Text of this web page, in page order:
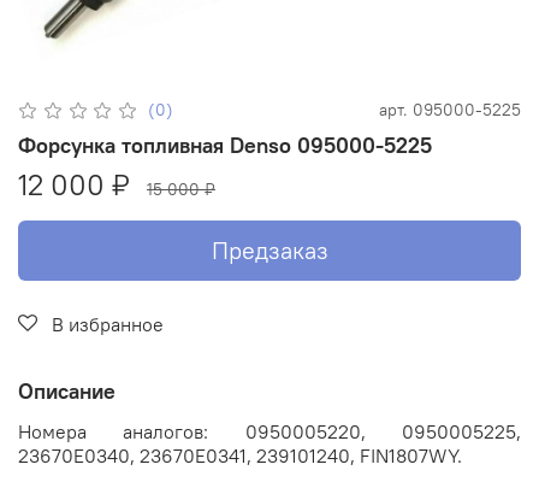
(0) арт. 095000-5225
Форсунка топливная Denso 095000-5225
12 000 ₽ 15 000 ₽
Предзаказ
В избранное
Описание
Номера аналогов: 0950005220, 0950005225,
23670E0340, 23670E0341, 239101240, FIN1807WY.